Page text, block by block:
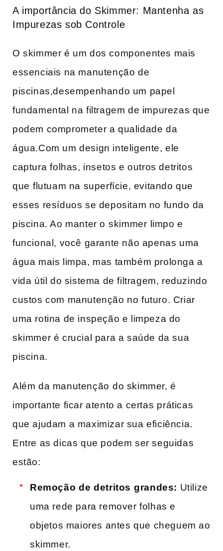
A‌ importância do ​Skimmer: ​Mantenha as
Impurezas sob Controle
O skimmer é um dos componentes mais
essenciais na manutenção ‌de
piscinas,desempenhando um papel
fundamental na filtragem de impurezas que
podem comprometer a qualidade da
água.Com um design inteligente, ele
‌captura ⁤folhas, insetos e outros detritos​
que⁣ flutuam na superfície, evitando que
esses resíduos se depositam no fundo ⁢da
piscina. Ao manter o⁣ skimmer⁢ limpo‍ e
funcional, você garante não apenas uma
água mais limpa, mas também prolonga a
vida útil do sistema de filtragem, reduzindo
custos com manutenção no futuro. Criar
uma rotina‌ de inspeção e limpeza do
skimmer é crucial para a saúde da sua⁤
piscina.
Além da manutenção ⁣do skimmer, é
importante‍ ficar atento a certas⁣ práticas
que ajudam a maximizar sua eficiência.
Entre as ‌dicas​ que podem ser seguidas
estão:
Remoção⁤ de detritos⁤ grandes: Utilize
uma rede para remover folhas e
objetos maiores antes que cheguem ao
skimmer.